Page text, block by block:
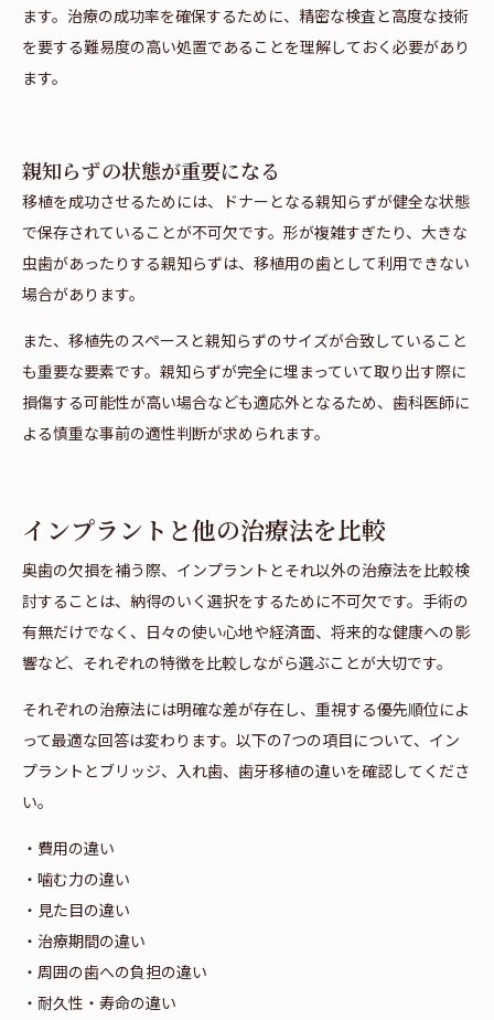
ます。治療の成功率を確保するために、精密な検査と高度な技術
を要する難易度の高い処置であることを理解しておく必要があり
ます。
親知らずの状態が重要になる
移植を成功させるためには、ドナーとなる親知らずが健全な状態
で保存されていることが不可欠です。形が複雑すぎたり、大きな
虫歯があったりする親知らずは、移植用の歯として利用できない
場合があります。
また、移植先のスペースと親知らずのサイズが合致していること
も重要な要素です。親知らずが完全に埋まっていて取り出す際に
損傷する可能性が高い場合なども適応外となるため、歯科医師に
よる慎重な事前の適性判断が求められます。
インプラントと他の治療法を比較
奥歯の欠損を補う際、インプラントとそれ以外の治療法を比較検
討することは、納得のいく選択をするために不可欠です。手術の
有無だけでなく、日々の使い心地や経済面、将来的な健康への影
響など、それぞれの特徴を比較しながら選ぶことが大切です。
それぞれの治療法には明確な差が存在し、重視する優先順位によ
って最適な回答は変わります。以下の7つの項目について、イン
プラントとブリッジ、入れ歯、歯牙移植の違いを確認してくださ
い。
・費用の違い
・噛む力の違い
・見た目の違い
・治療期間の違い
・周囲の歯への負担の違い
・耐久性・寿命の違い